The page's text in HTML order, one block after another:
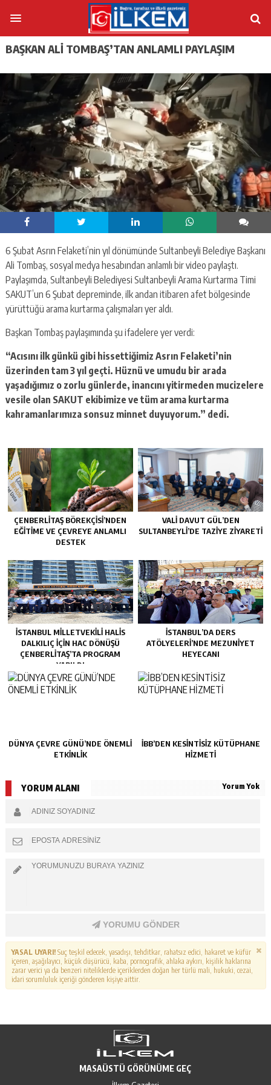
BAŞKAN ALİ TOMBAŞ’TAN ANLAMLI PAYLAŞIM
6 Şubat Asrın Felaketi’nin yıl dönümünde Sultanbeyli Belediye Başkanı
Ali Tombaş, sosyal medya hesabından anlamlı bir video paylaştı.
Paylaşımda, Sultanbeyli Belediyesi Sultanbeyli Arama Kurtarma Timi
SAKUT’un 6 Şubat depreminde, ilk andan itibaren afet bölgesinde
yürüttüğü arama kurtarma çalışmaları yer aldı.
Başkan Tombaş paylaşımında şu ifadelere yer verdi:
“Acısını ilk günkü gibi hissettiğimiz Asrın Felaketi’nin
üzerinden tam 3 yıl geçti. Hüznü ve umudu bir arada
yaşadığımız o zorlu günlerde, inancını yitirmeden mucizelere
vesile olan SAKUT ekibimize ve tüm arama kurtarma
kahramanlarımıza sonsuz minnet duyuyorum.” dedi.
ÇENBERLITAŞ BÖREKÇISI’NDEN
EĞITIME VE ÇEVREYE ANLAMLI
DESTEK
VALI DAVUT GÜL’DEN
SULTANBEYLI’DE TAZIYE ZIYARETI
İSTANBUL MILLETVEKILI HALIS
DALKILIÇ IÇIN HAC DÖNÜŞÜ
ÇENBERLITAŞ’TA PROGRAM
YAPILDI
İSTANBUL’DA DERS
ATÖLYELERİ’NDE MEZUNİYET
HEYECANI
DÜNYA ÇEVRE GÜNÜ’NDE ÖNEMLİ
ETKİNLİK
İBB’DEN KESİNTİSİZ KÜTÜPHANE
HİZMETİ
YORUM ALANI Yorum Yok
YORUMU GÖNDER
YASAL UYARI!Suç teşkil edecek, yasadışı, tehditkar, rahatsız edici, hakaret ve küfür
içeren, aşağılayıcı, küçük düşürücü, kaba, pornografik, ahlaka aykırı, kişilik haklarına
zarar verici ya da benzeri niteliklerde içeriklerden doğan her türlü mali, hukuki, cezai,
idari sorumluluk içeriği gönderen kişiye aittir.
MASAÜSTÜ GÖRÜNÜME GEÇ